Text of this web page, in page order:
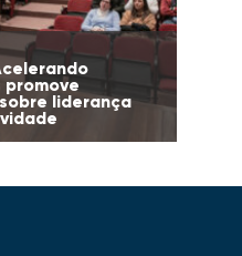
promove
liderança